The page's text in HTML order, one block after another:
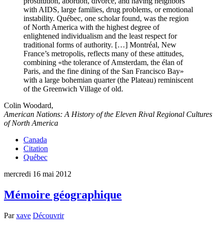
with AIDS, large families, drug problems, or emotional
instability. Québec, one scholar found, was the region
of North America with the highest degree of
enlightened individualism and the least respect for
traditional forms of authority. […] Montréal, New
France’s metropolis, reflects many of these attitudes,
combining
the tolerance of Amsterdam, the élan of
Paris, and the fine dining of the San Francisco Bay
with a large bohemian quarter (the Plateau) reminiscent
of the Greenwich Village of old.
Colin Woodard,
American Nations: A History of the Eleven Rival Regional Cultures
of North America
Canada
Citation
Québec
mercredi 16 mai 2012
Mémoire géographique
Parxave Découvrir